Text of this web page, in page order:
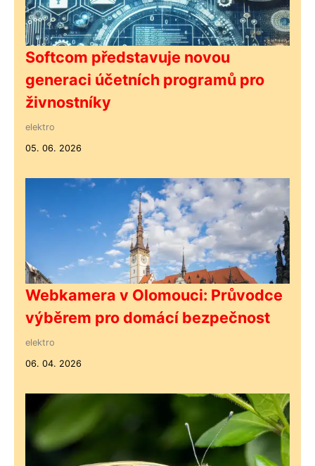
Softcom představuje novou
generaci účetních programů pro
živnostníky
elektro
05. 06. 2026
Webkamera v Olomouci: Průvodce
výběrem pro domácí bezpečnost
elektro
06. 04. 2026